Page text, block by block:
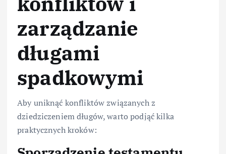
zarządzanie
długami
spadkowymi
Aby uniknąć konfliktów związanych z
dziedziczeniem długów, warto podjąć kilka
praktycznych kroków: